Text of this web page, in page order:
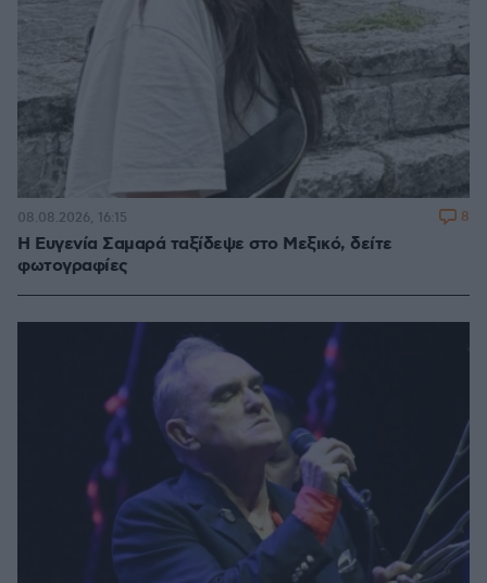
Η Ευγενία Σαμαρά ταξίδεψε στο Μεξικό, δείτε
φωτογραφίες
08.08.2026, 16:15 8